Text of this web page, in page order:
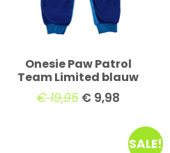
Onesie Paw Patrol
Team Limited blauw
€19,95 €9,98
SALE!